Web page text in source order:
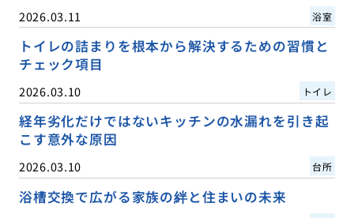
2026.03.11 浴室
トイレの詰まりを根本から解決するための習慣と
チェック項目
2026.03.10 トイレ
経年劣化だけではないキッチンの水漏れを引き起
こす意外な原因
2026.03.10 台所
浴槽交換で広がる家族の絆と住まいの未来